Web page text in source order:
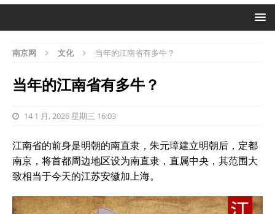
南京网 文化 当年的江南省有多牛？
当年的江南省有多牛？
14 1 月, 2026 星期三 16:03
江南省的前身是明朝的南直隶，朱元璋建立明朝后，定都
南京，将首都周边地区设为南直隶，直属中央，其范围大
致相当于今天的江苏安徽加上海。